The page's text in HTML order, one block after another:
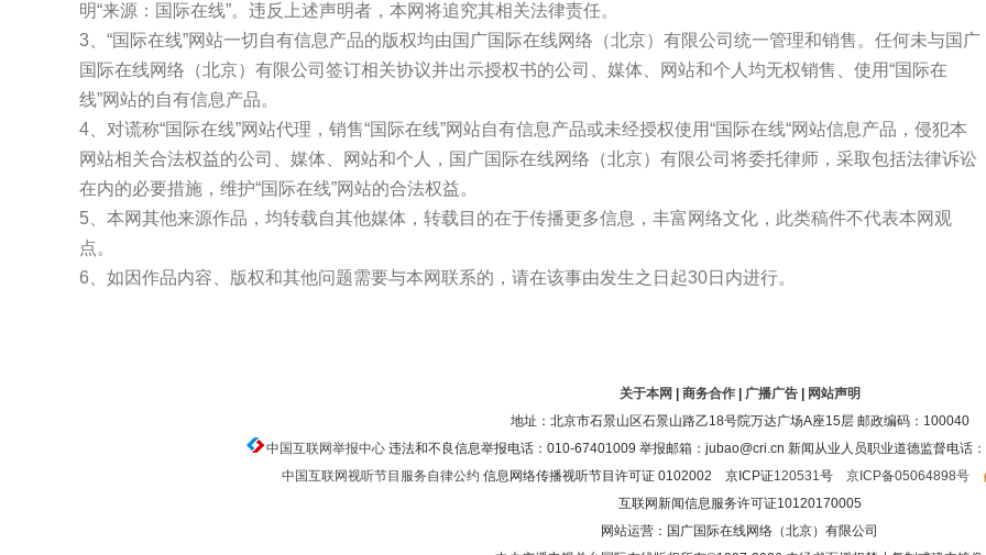
明“来源：国际在线”。违反上述声明者，本网将追究其相关法律责任。
3、“国际在线”网站一切自有信息产品的版权均由国广国际在线网络（北京）有限公司统一管理和销售。任何未与国广
国际在线网络（北京）有限公司签订相关协议并出示授权书的公司、媒体、网站和个人均无权销售、使用“国际在
线”网站的自有信息产品。
4、对谎称“国际在线”网站代理，销售“国际在线”网站自有信息产品或未经授权使用“国际在线“网站信息产品，侵犯本
网站相关合法权益的公司、媒体、网站和个人，国广国际在线网络（北京）有限公司将委托律师，采取包括法律诉讼
在内的必要措施，维护“国际在线”网站的合法权益。
5、本网其他来源作品，均转载自其他媒体，转载目的在于传播更多信息，丰富网络文化，此类稿件不代表本网观
点。
6、如因作品内容、版权和其他问题需要与本网联系的，请在该事由发生之日起30日内进行。
关于本网 商务合作| 广播广告|
网站声明
地址：北京市石景山区石景山路乙18号院万达广场A座15层 邮政编码：100040
中国互联网举报中心违法和不良信息举报电话：010-67401009 举报邮箱：jubao@cri.cn 新闻从业人员职业道德监督电话
中国互联网视听节目服务自律公约 信息网络传播视听节目许可证 0102002 京ICP证120531号 京ICP备05064898号
互联网新闻信息服务许可证10120170005
网站运营：国广国际在线网络（北京）有限公司